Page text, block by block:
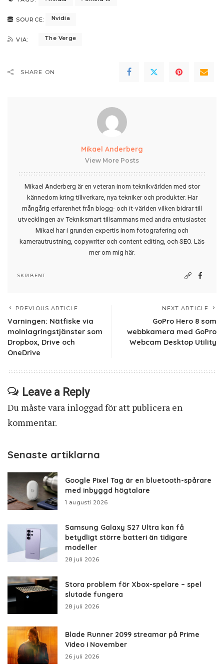
SOURCE: Nvidia
VIA: The Verge
SHARE ON
Mikael Anderberg
View More Posts
Mikael Anderberg är en veteran inom teknikvärlden med stor
kännedom kring tillverkare, nya tekniker och produkter. Har
mångårig erfarenhet från blogg- och it-världen vilken bidrar till
utvecklingen av Tekniksmart tillsammans med andra entusiaster.
Mikael har i grunden expertis inom fotografering och
kamerautrustning, copywriter och content editing, och SEO. Läs
mer om mig här.
SKRIBENT
PREVIOUS ARTICLE
Varningen: Nätfiske via
molnlagringstjänster som
Dropbox, Drive och
OneDrive
NEXT ARTICLE
GoPro Hero 8 som
webbkamera med GoPro
Webcam Desktop Utility
Leave a Reply
Du måste vara inloggad för att publicera en
kommentar.
Senaste artiklarna
Google Pixel Tag är en bluetooth-spårare
med inbyggd högtalare
1 augusti 2026
Samsung Galaxy S27 Ultra kan få
betydligt större batteri än tidigare
modeller
28 juli 2026
Stora problem för Xbox-spelare – spel
slutade fungera
28 juli 2026
Blade Runner 2099 streamar på Prime
Video i November
26 juli 2026